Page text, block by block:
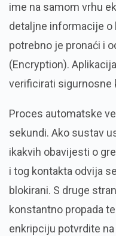
ime na samom vrhu
detaljne informacije o
potrebno je pronaći i
(Encryption).
verificirati sigurnosne
Proces automatske
sekundi. Ako sustav
ikakvih obavijesti o
i tog kontakta odvija
blokirani. S druge
konstantno propada
enkripciju potvrdite